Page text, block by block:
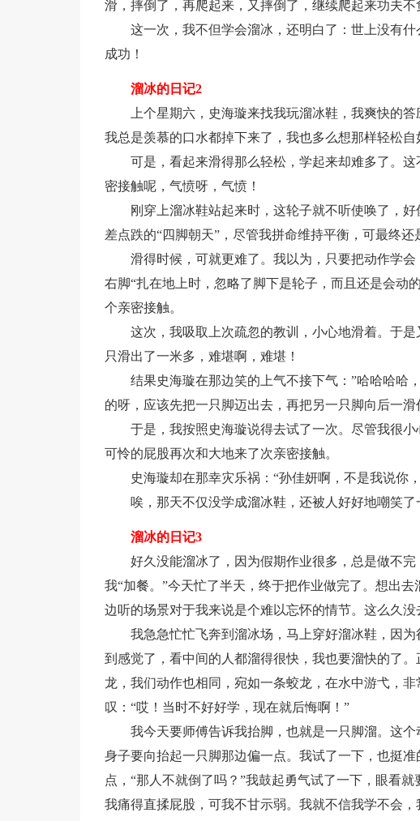
滑，摔倒了，再爬起来，又摔倒了，继续爬起来功夫
这一次，我不但学会溜冰，还明白了：世上没有
成功！
溜冰的日记2
上个星期六，史海璇来找我玩溜冰鞋，我爽快的
我总是羡慕的口水都掉下来了，我也多么想那样轻松自
可是，看起来滑得那么轻松，学起来却难多了。
密接触呢，气愤呀，气愤！
刚穿上溜冰鞋站起来时，这轮子就不听使唤了，
差点跌的“四脚朝天”，尽管我拼命维持平衡，可最终还
滑得时候，可就更难了。我以为，只要把动作学
右脚“扎在地上时，忽略了脚下是轮子，而且还是会动
个亲密接触。
这次，我吸取上次疏忽的教训，小心地滑着。于
只滑出了一米多，难堪啊，难堪！
结果史海璇在那边笑的上气不接下气：”哈哈哈哈
的呀，应该先把一只脚迈出去，再把另一只脚向后一
于是，我按照史海璇说得去试了一次。尽管我很
可怜的屁股再次和大地来了次亲密接触。
史海璇却在那幸灾乐祸：“孙佳妍啊，不是我说你
唉，那天不仅没学成溜冰鞋，还被人好好地嘲笑了
溜冰的日记3
好久没能溜冰了，因为假期作业很多，总是做不
我“加餐。”今天忙了半天，终于把作业做完了。想出
边听的场景对于我来说是个难以忘怀的情节。这么久没
我急急忙忙飞奔到溜冰场，马上穿好溜冰鞋，因
到感觉了，看中间的人都溜得很快，我也要溜快的了
龙，我们动作也相同，宛如一条蛟龙，在水中游弋，
叹：“哎！当时不好好学，现在就后悔啊！”
我今天要师傅告诉我抬脚，也就是一只脚溜。这
身子要向抬起一只脚那边偏一点。我试了一下，也挺
点，“那人不就倒了吗？”我鼓起勇气试了一下，眼看
我痛得直揉屁股，可我不甘示弱。我就不信我学不会